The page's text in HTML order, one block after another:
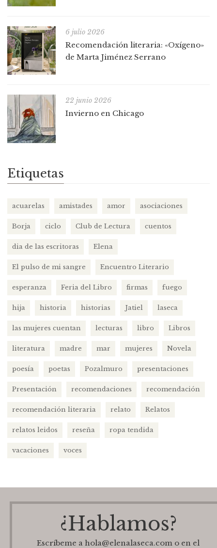
6 julio 2026
Recomendación literaria: «Oxígeno»
de Marta Jiménez Serrano
22 junio 2026
Invierno en Chicago
Etiquetas
acuarelas amistades amor asociaciones
Borja ciclo Club de Lectura cuentos
dia de las escritoras Elena
El pulso de mi sangre Encuentro Literario
esperanza Feria del Libro firmas fuego
hija historia historias Jatiel laseca
las mujeres cuentan lecturas libro Libros
literatura madre mar mujeres Novela
poesía poetas Pozalmuro presentaciones
Presentación recomendaciones recomendación
recomendación literaria relato Relatos
relatos leidos reseña ropa tendida
vacaciones voces
¿Hablamos?
Escríbeme a hola@elenalaseca.com o en el